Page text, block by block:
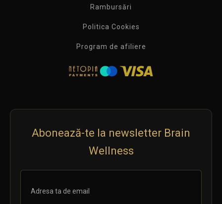
Rambursări
Politica Cookies
Program de afiliere
Abonează-te la newsletter Brain
Wellness